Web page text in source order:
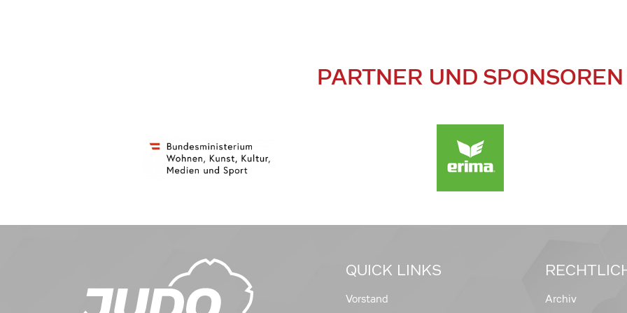
PARTNER UND SPONSOREN
QUICK LINKS
Vorstand
Archiv